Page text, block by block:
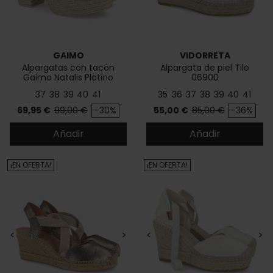
GAIMO
Alpargatas con tacón
Gaimo Natalis Platino
37 38 39 40 41
Precio
69,95 € Precio base
99,00 € -30%
Añadir
VIDORRETA
Alpargata de piel Tilo
06900
35 36 37 38 39 40 41
Precio
55,00 € Precio base
85,00 € -36%
Añadir
< >
¡EN OFERTA!
< >
¡EN OFERTA!